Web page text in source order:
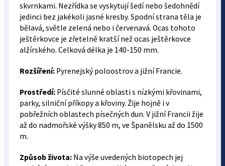
skvrnkami. Nezřídka se vyskytují šedí nebo šedohnědí
jedinci bez jakékoli jasné kresby. Spodní strana těla je
bělavá, světle zelená nebo i červenavá. Ocas tohoto
ještěrkovce je zřetelně kratší než ocas ještěrkovce
alžírského. Celková délka je 140-150 mm.
Rozšíření:Pyrenejský poloostrov a jižní Francie.
Prostředí:Písčité slunné oblasti s nízkými křovinami,
parky, silniční příkopy a křoviny. Žije hojně i v
pobřežních oblastech písečných dun. V jižní Francii žije
až do nadmořské výšky 850 m, ve Španělsku až do 1500
m.
Způsob života:Na výše uvedených biotopech jej